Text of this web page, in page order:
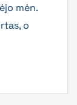
mėn.
o